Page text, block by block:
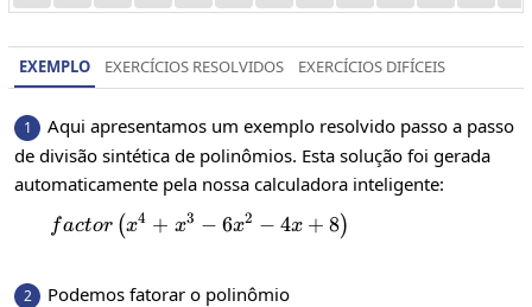
EXEMPLO EXERCÍCIOS RESOLVIDOS EXERCÍCIOS DIFÍCEIS
1
Aqui apresentamos um exemplo resolvido passo a passo
de divisão sintética de polinômios. Esta solução foi gerada
automaticamente pela nossa calculadora inteligente:
factor\left(x^4+x^3-6x^2-
factor (x4 + x3 − 6x2 − 4x + 8)
2 Podemos fatorar o polinômio